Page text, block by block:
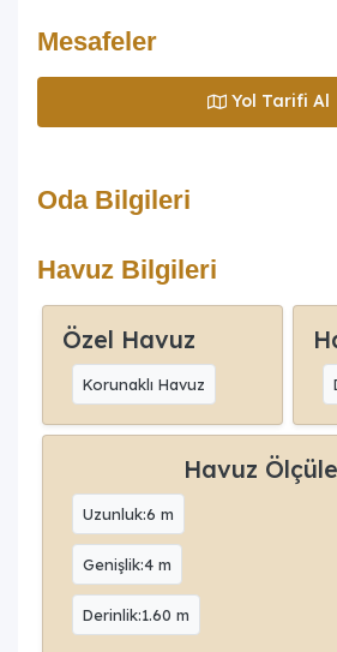
Mesafeler
Yol Tarifi Al
Oda Bilgileri
Havuz Bilgileri
Özel Havuz
Korunaklı Havuz
Havuz
Uzunluk:6 m
Genişlik:4 m
Derinlik:1.60 m